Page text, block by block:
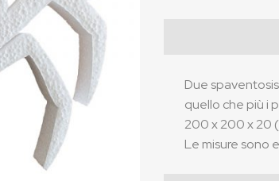
Due
quello che più i
200 x 200 x 20
Le misure sono